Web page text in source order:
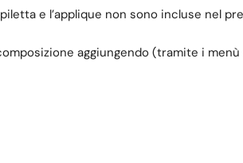
e l’applique non sono incluse nel
aggiungendo (tramite i